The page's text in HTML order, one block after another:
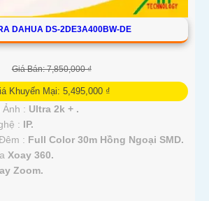
DAHUA DS-2DE3A400BW-DE
Giá Bán: 7,850,000 ₫
Khuyến Mại: 5,495,000 ₫
: Ultra 2k + .
: IP.
: Full Color 30m Hồng Ngoại SMD.
Xoay 360.
Zoom.